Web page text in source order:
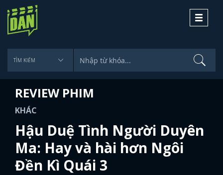
Toggle
REVIEW PHIM
KHÁC
Hậu Duệ Tình Người Duyên
Ma: Hay và hài hơn Ngôi
Đền Kì Quái 3